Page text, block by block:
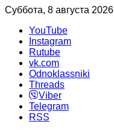
Суббота, 8 августа 2026
YouTube
Instagram
Rutube
vk.com
Odnoklassniki
Threads
Viber
Telegram
RSS